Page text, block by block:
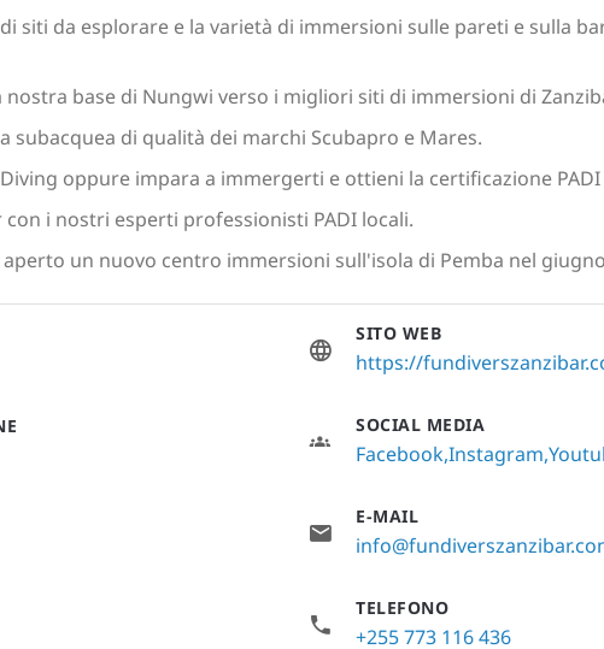
siti da esplorare e la varietà di immersioni sulle pareti e sulla
base di Nungwi verso i migliori siti di immersioni di
di qualità dei marchi Scubapro e Mares.
oppure impara a immergerti e ottieni la certificazione PADI
i nostri esperti professionisti PADI locali.
un nuovo centro immersioni sull'isola di Pemba nel
SITO WEB
https://
SOCIAL MEDIA
FacebookInstagram
E-MAIL
TELEFONO
+255 773 116 436